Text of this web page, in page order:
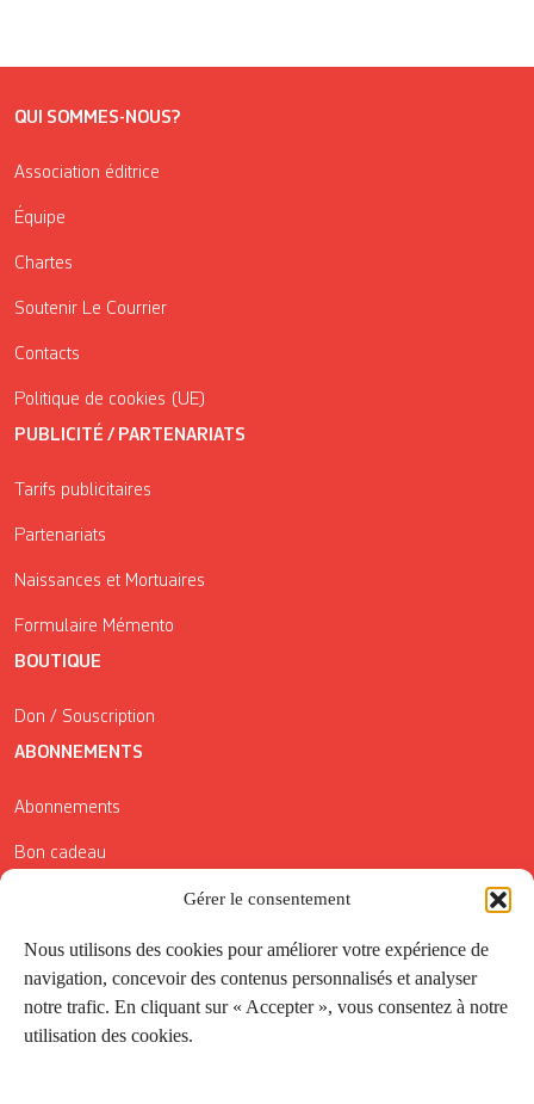
Gérer le consentement
Nous utilisons des cookies pour améliorer votre expérience de
navigation, concevoir des contenus personnalisés et analyser
notre trafic. En cliquant sur « Accepter », vous consentez à notre
utilisation des cookies.
QUI SOMMES-NOUS?
Association éditrice
Équipe
Chartes
Soutenir Le Courrier
Contacts
Politique de cookies (UE)
PUBLICITÉ / PARTENARIATS
Tarifs publicitaires
Partenariats
Naissances et Mortuaires
Formulaire Mémento
BOUTIQUE
Don / Souscription
ABONNEMENTS
Abonnements
Bon cadeau
Conditions générales de vente
Réductions de la Carte Côté Courrier
Application